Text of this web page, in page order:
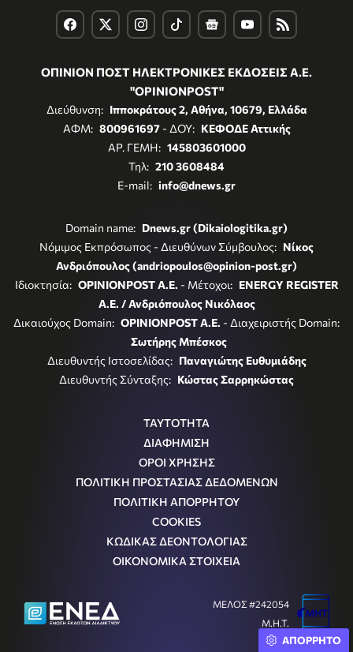
ΟΠΙΝΙΟΝ ΠΟΣΤ ΗΛΕΚΤΡΟΝΙΚΕΣ ΕΚΔΟΣΕΙΣ Α.Ε.
"OPINIONPOST"
Διεύθυνση: Ιπποκράτους 2, Αθήνα, 10679, Ελλάδα
ΑΦΜ: 800961697- ΔΟΥ: ΚΕΦΟΔΕ Αττικής
ΑΡ. ΓΕΜΗ: 145803601000
Τηλ: 210 3608484
E-mail: info@dnews.gr
Domain name: Dnews.gr (Dikaiologitika.gr)
Νόμιμος Εκπρόσωπος - Διευθύνων Σύμβουλος: Νίκος
Ανδριόπουλος (andriopoulos@opinion-post.gr)
Ιδιοκτησία: OPINIONPOST A.E. - Μέτοχοι: ENERGY REGISTER
Α.Ε. / Ανδριόπουλος Νικόλαος
Δικαιούχος Domain: OPINIONPOST A.E. - Διαχειριστής Domain:
Σωτήρης Μπέσκος
Διευθυντής Ιστοσελίδας: Παναγιώτης Ευθυμιάδης
Διευθυντής Σύνταξης: Κώστας Σαρρηκώστας
ΤΑΥΤΟΤΗΤΑ
ΔΙΑΦΗΜΙΣΗ
ΟΡΟΙ ΧΡΗΣΗΣ
ΠΟΛΙΤΙΚΗ ΠΡΟΣΤΑΣΙΑΣ ΔΕΔΟΜΕΝΩΝ
ΠΟΛΙΤΙΚΗ ΑΠΟΡΡΗΤΟΥ
COOKIES
ΚΩΔΙΚΑΣ ΔΕΟΝΤΟΛΟΓΙΑΣ
ΟΙΚΟΝΟΜΙΚΑ ΣΤΟΙΧΕΙΑ
ΜΕΛΟΣ #242054
Μ.Η.Τ.
ΑΠΟΡΡΗΤΟ